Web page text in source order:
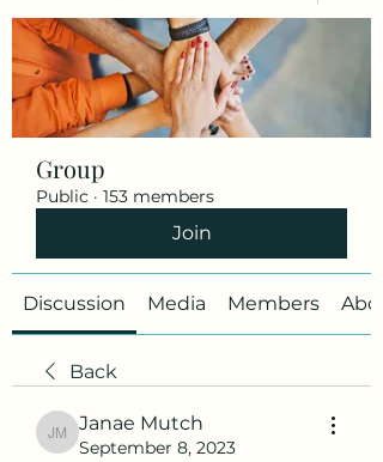
Group
Public · 153 members
Join
Discussion Media Members
Back
Janae Mutch
Janae Mutch
September 8, 2023